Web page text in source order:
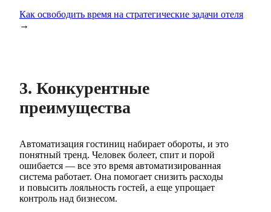
Как освободить время на стратегические задачи отеля
→
3. Конкурентные
преимущества
Автоматизация гостиниц набирает обороты, и это
понятный тренд. Человек болеет, спит и порой
ошибается — все это время автоматизированная
система работает. Она помогает снизить расходы
и повысить лояльность гостей, а еще упрощает
контроль над бизнесом.